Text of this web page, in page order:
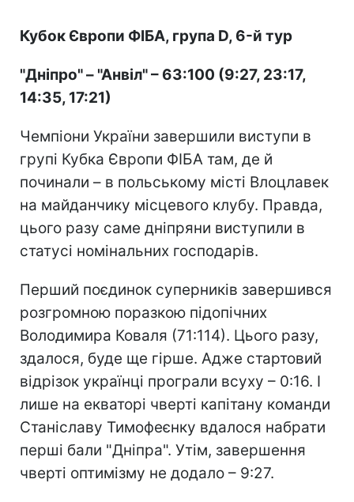
Кубок Європи ФІБА, група D, 6-й тур
"Дніпро" – "Анвіл" – 63:100 (9:27, 23:17,
14:35, 17:21)
Чемпіони України завершили виступи в
групі Кубка Європи ФІБА там, де й
починали – в польському місті Влоцлавек
на майданчику місцевого клубу. Правда,
цього разу саме дніпряни виступили в
статусі номінальних господарів.
Перший поєдинок суперників завершився
розгромною поразкою підопічних
Володимира Коваля (71:114). Цього разу,
здалося, буде ще гірше. Адже стартовий
відрізок українці програли всуху – 0:16. І
лише на екваторі чверті капітану команди
Станіславу Тимофеєнку вдалося набрати
перші бали "Дніпра". Утім, завершення
чверті оптимізму не додало – 9:27.